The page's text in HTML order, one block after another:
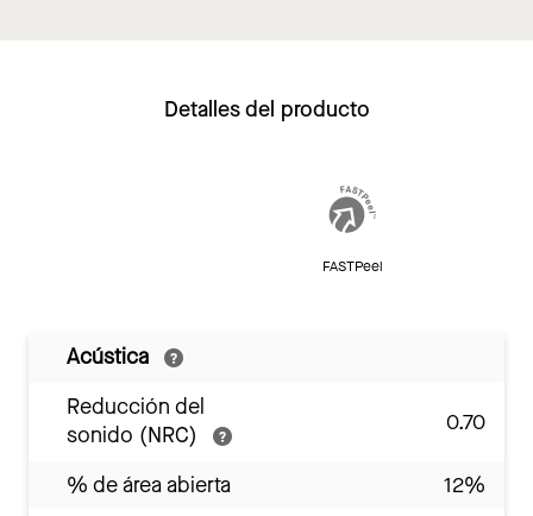
Detalles del producto
FASTPeel
Acústica
Reducción del
sonido (NRC)
0.70
% de área abierta
12%